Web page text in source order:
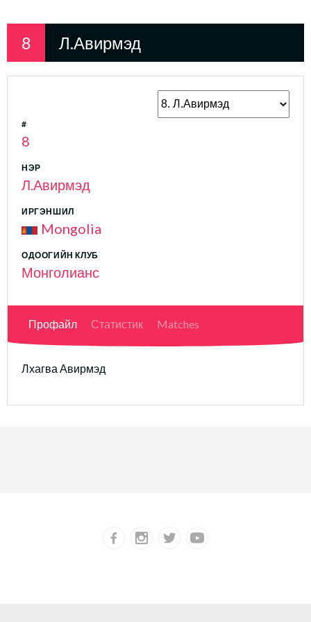
8 Л.Авирмэд
#
8
НЭР
Л.Авирмэд
ИРГЭНШИЛ
Mongolia
ОДООГИЙН КЛУБ
Монголианс
Профайл Статистик Matches
Лхагва Авирмэд